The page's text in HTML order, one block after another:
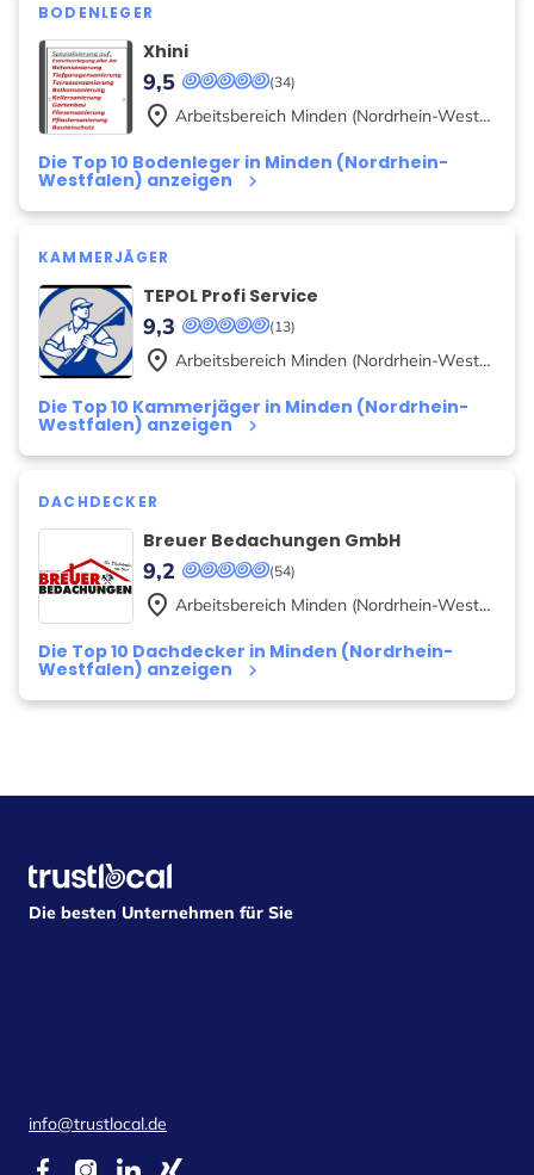
BODENLEGER
Xhini
(34)
9,5
Die Top 10 Bodenleger in Minden (Nordrhein-
Westfalen) anzeigen keyboard_arrow_right
place Arbeitsbereich Minden (Nordrhein-Westfalen)
KAMMERJÄGER
TEPOL Profi Service
(13)
9,3
Die Top 10 Kammerjäger in Minden (Nordrhein-
Westfalen) anzeigen keyboard_arrow_right
place Arbeitsbereich Minden (Nordrhein-Westfalen)
DACHDECKER
Breuer Bedachungen GmbH
(54)
9,2
Die Top 10 Dachdecker in Minden (Nordrhein-
Westfalen) anzeigen keyboard_arrow_right
place Arbeitsbereich Minden (Nordrhein-Westfalen)
Die besten Unternehmen für Sie
info@trustlocal.de